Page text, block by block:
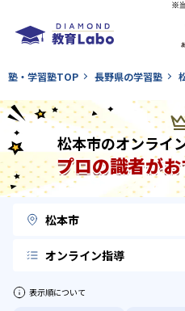
塾・学習塾TOP 長野県の学習塾
松本市のオンライ
プロの識者が
松本市
オンライン指導
表示順について